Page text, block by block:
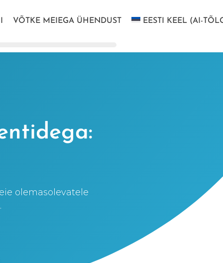
VÕTKE MEIEGA ÜHENDUST EESTI KEEL (AI-
olemasolevatele